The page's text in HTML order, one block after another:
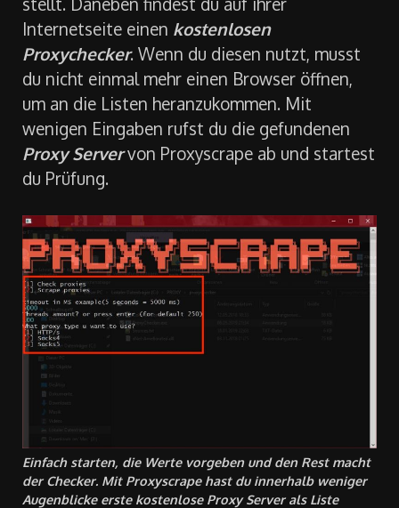
Internetseite einen kostenlosen
Proxychecker. Wenn du diesen nutzt, musst
du nicht einmal mehr einen Browser öffnen,
um an die Listen heranzukommen. Mit
wenigen Eingaben rufst du die gefundenen
Proxy Servervon Proxyscrape ab und startest
du Prüfung.
Einfach starten, die Werte vorgeben und den Rest macht
der Checker. Mit Proxyscrape hast du innerhalb weniger
Augenblicke erste kostenlose Proxy Server als Liste